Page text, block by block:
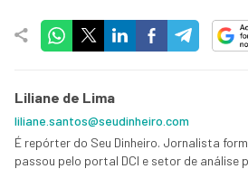
Liliane de Lima
liliane.santos@seudinheiro.com
É repórter do Seu Dinheiro. Jornalista
passou pelo portal DCI e setor de análise